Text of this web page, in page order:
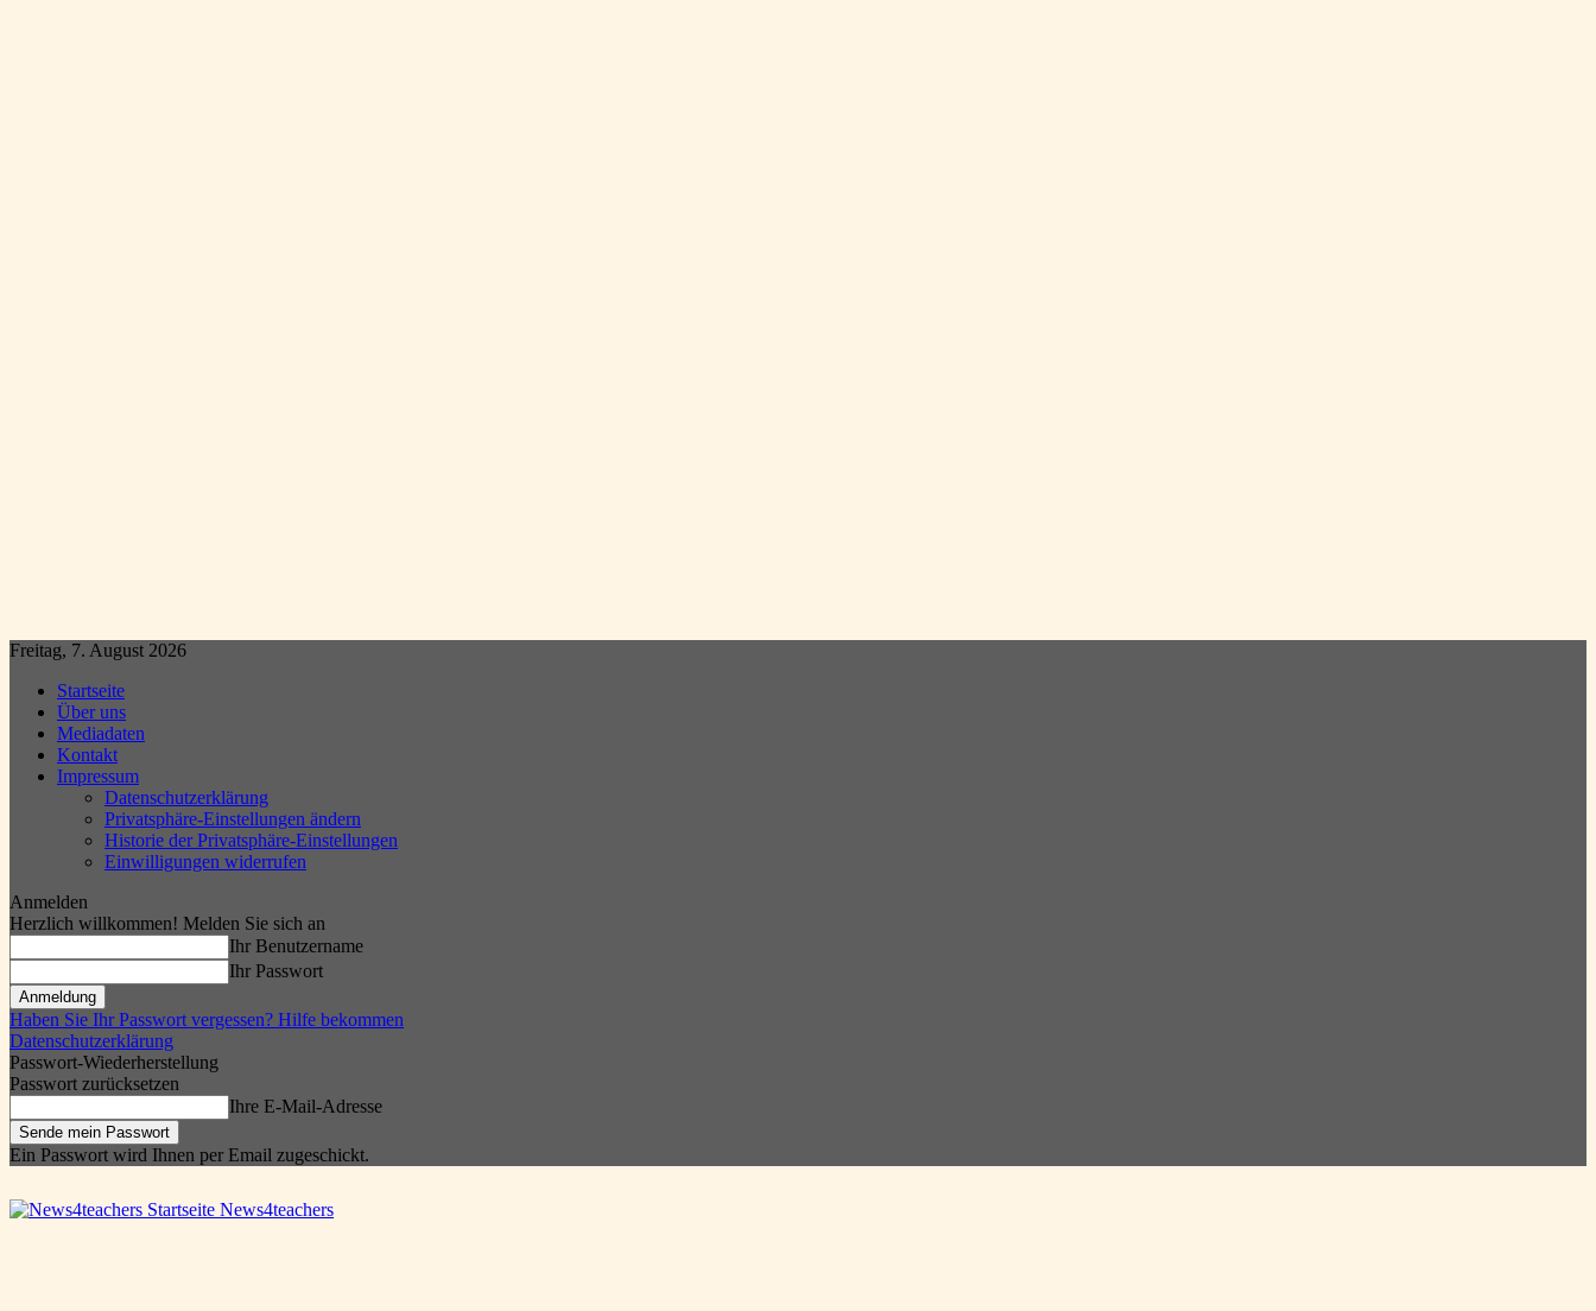
Freitag, 7. August 2026
Startseite
Über uns
Mediadaten
Kontakt
Impressum
Datenschutzerklärung
Privatsphäre-Einstellungen ändern
Historie der Privatsphäre-Einstellungen
Einwilligungen widerrufen
Anmelden
Herzlich willkommen! Melden Sie sich an
Ihr Benutzername
Ihr Passwort
Haben Sie Ihr Passwort vergessen? Hilfe bekommen
Datenschutzerklärung
Passwort-Wiederherstellung
Passwort zurücksetzen
Ihre E-Mail-Adresse
Ein Passwort wird Ihnen per Email zugeschickt.
News4teachers